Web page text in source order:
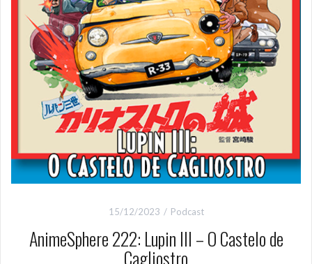
15/12/2023 Podcast
AnimeSphere 222: Lupin III – O Castelo de
Cagliostro